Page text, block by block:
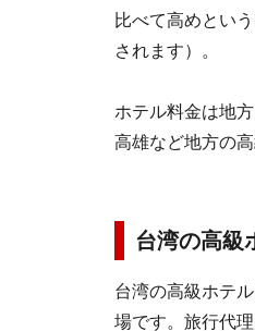
比べて高めとい
されます）。
ホテル料金は地
高雄など地方の
台湾の高級
台湾の高級ホテ
場です。旅行代